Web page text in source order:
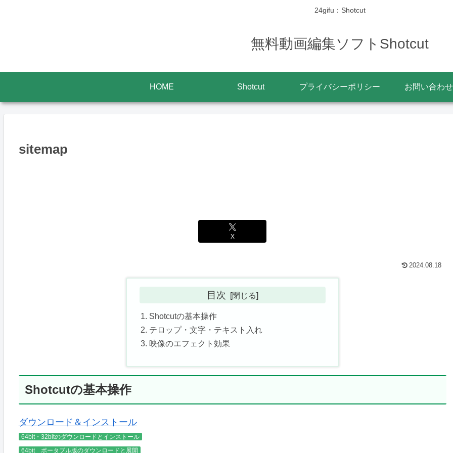
24gifu：Shotcut
無料動画編集ソフトShotcut
HOME Shotcut プライバシーポリシー お問い合わせ
sitemap
X
2024.08.18
目次
Shotcutの基本操作
テロップ・文字・テキスト入れ
映像のエフェクト効果
Shotcutの基本操作
ダウンロード＆インストール
64bit・32bitのダウンロードとインストール
64bit ポータブル版のダウンロードと展開